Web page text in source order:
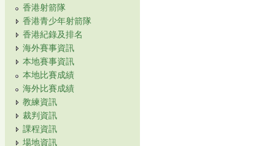
香港射箭隊
香港青少年射箭隊
香港紀錄及排名
海外賽事資訊
本地賽事資訊
本地比賽成績
海外比賽成績
教練資訊
裁判資訊
課程資訊
場地資訊